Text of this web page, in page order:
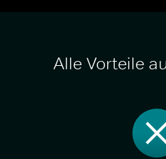
Alle Vorteile